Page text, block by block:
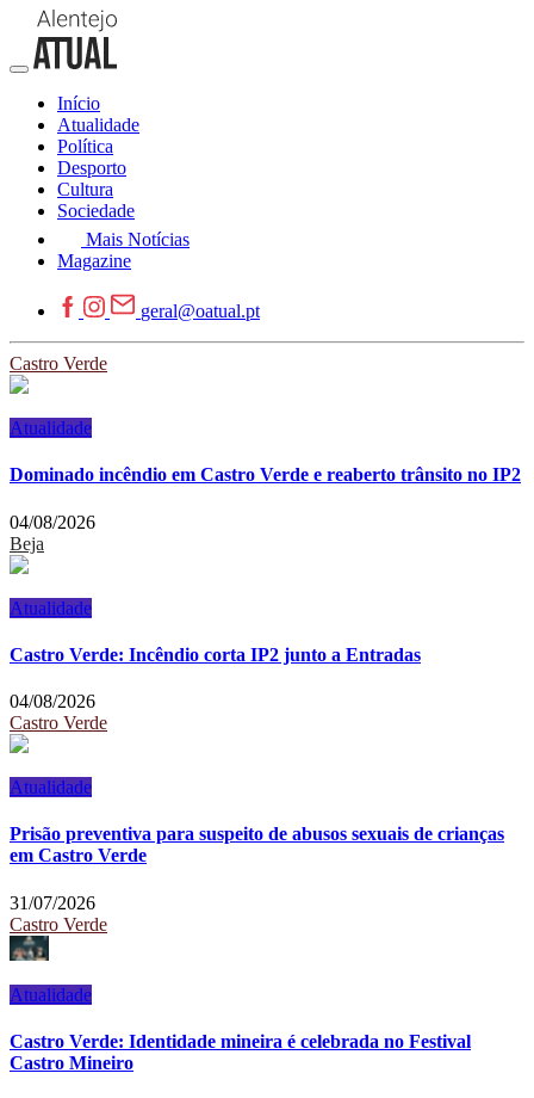
Início
Atualidade
Política
Desporto
Cultura
Sociedade
Mais Notícias
Magazine
geral@oatual.pt
Castro Verde
Atualidade
Dominado incêndio em Castro Verde e reaberto trânsito no IP2
04/08/2026
Beja
Atualidade
Castro Verde: Incêndio corta IP2 junto a Entradas
04/08/2026
Castro Verde
Atualidade
Prisão preventiva para suspeito de abusos sexuais de crianças
em Castro Verde
31/07/2026
Castro Verde
Atualidade
Castro Verde: Identidade mineira é celebrada no Festival
Castro Mineiro